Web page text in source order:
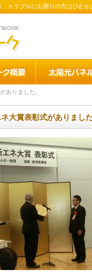
トラブルにお困りの方はひむ
ありました。
大賞表彰式がありまし